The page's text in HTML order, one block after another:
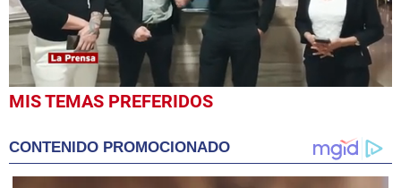
0
seconds
minutes,
18
seconds
MIS TEMAS PREFERIDOS
CONTENIDO PROMOCIONADO